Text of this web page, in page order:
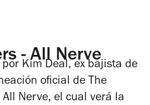
- All Nerve
Kim Deal, ex bajista de
oficial de The
All Nerve, el cual verá la